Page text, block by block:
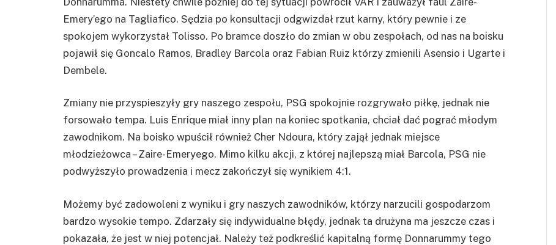
Emery’ego na Tagliafico. Sędzia po konsultacji odgwizdał rzut karny, który pewnie i ze
spokojem wykorzystał Tolisso. Po bramce doszło do zmian w obu zespołach, od nas na boisku
pojawił się Goncalo Ramos, Bradley Barcola oraz Fabian Ruiz którzy zmienili Asensio i Ugarte i
Dembele.
Zmiany nie przyspieszyły gry naszego zespołu, PSG spokojnie rozgrywało piłkę, jednak nie
forsowało tempa. Luis Enrique miał inny plan na koniec spotkania, chciał dać pograć młodym
zawodnikom. Na boisko wpuścił również Cher Ndoura, który zajął jednak miejsce
młodzieżowca – Zaire-Emeryego. Mimo kilku akcji, z której najlepszą miał Barcola, PSG nie
podwyższyło prowadzenia i mecz zakończył się wynikiem 4:1.
Możemy być zadowoleni z wyniku i gry naszych zawodników, którzy narzucili gospodarzom
bardzo wysokie tempo. Zdarzały się indywidualne błędy, jednak ta drużyna ma jeszcze czas i
pokazała, że jest w niej potencjał. Należy też podkreślić kapitalną formę Donnarummy tego